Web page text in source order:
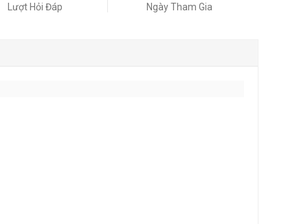
Lượt Hỏi Đáp Ngày Tham Gia